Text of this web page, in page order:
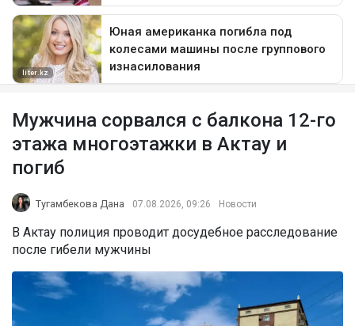
Мужчина сорвался с балкона 12-го
этажа многоэтажки в Актау и
погиб
Тугамбекова Дана 07.08.2026, 09:26 Новости
В Актау полиция проводит досудебное расследование
после гибели мужчины